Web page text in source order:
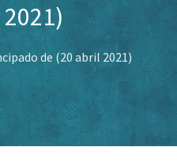
de (20 abril 2021)